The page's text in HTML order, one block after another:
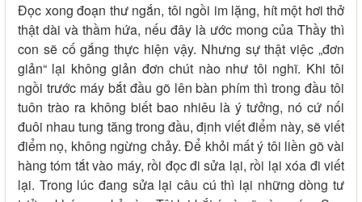
Đọc xong đoạn thư ngắn, tôi ngồi im lặng, hít một hơi thở
thật dài và thầm hứa, nếu đây là ước mong của Thầy thì
con sẽ cố gắng thực hiện vậy. Nhưng sự thật việc „đơn
giản“ lại không giản đơn chút nào như tôi nghĩ. Khi tôi
ngồi trước máy bắt đầu gõ lên bàn phím thì trong đầu tôi
tuôn trào ra không biết bao nhiêu là ý tưởng, nó cứ nối
đuôi nhau tung tăng trong đầu, định viết điểm này, sẽ viết
điểm nọ, không ngừng chảy. Để khỏi mất ý tôi liền gõ vài
hàng tóm tắt vào máy, rồi đọc đi sửa lại, rồi lại xóa đi viết
lại. Trong lúc đang sửa lại câu cú thì lại những dòng tư